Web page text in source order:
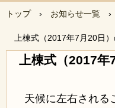
トップ › お知らせ一覧 ›
上棟式（2017年7月20日）
上棟式（2017年
天候に左右される